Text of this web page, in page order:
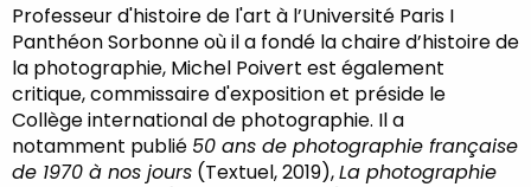
Professeur d'histoire de l'art à l’Université Paris I
Panthéon Sorbonne où il a fondé la chaire d’histoire de
la photographie, Michel Poivert est également
critique, commissaire d'exposition et préside le
Collège international de photographie. Il a
notamment publié 50 ans de photographie française
de 1970 à nos jours (Textuel, 2019),La photographie